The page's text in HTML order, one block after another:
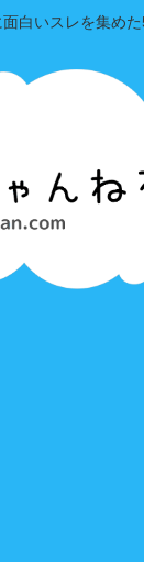
面白いスレを集め